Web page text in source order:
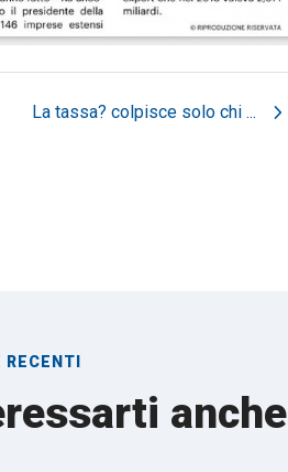
La tassa? colpisce solo chi ... chevron_right
RECENTI
anche